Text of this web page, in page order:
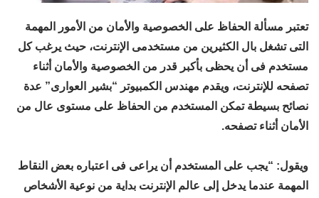
تعتبر مسألة الحفاظ على الخصوصية والأمان من الأمور المهمة
التى تشغل بال الكثيرين من مستخدمى الإنترنت، حيث يرغب كل
مستخدم فى أن يحظى بأكبر قدر من الخصوصية والأمان أثناء
تصفحه للإنترنت، ويقدم مهندس الكمبيوتر “بشير العوارى” عدة
نصائح بسيطة تمكن المستخدم من الحفاظ على مستوى عال من
الأمان أثناء تصفحه.
ويقول: “يجب على المستخدم أن يراعى فى اعتباره بعض النقاط
المهمة عندما يدخل إلى عالم الإنترنت بداية من نوعية الأشخاص